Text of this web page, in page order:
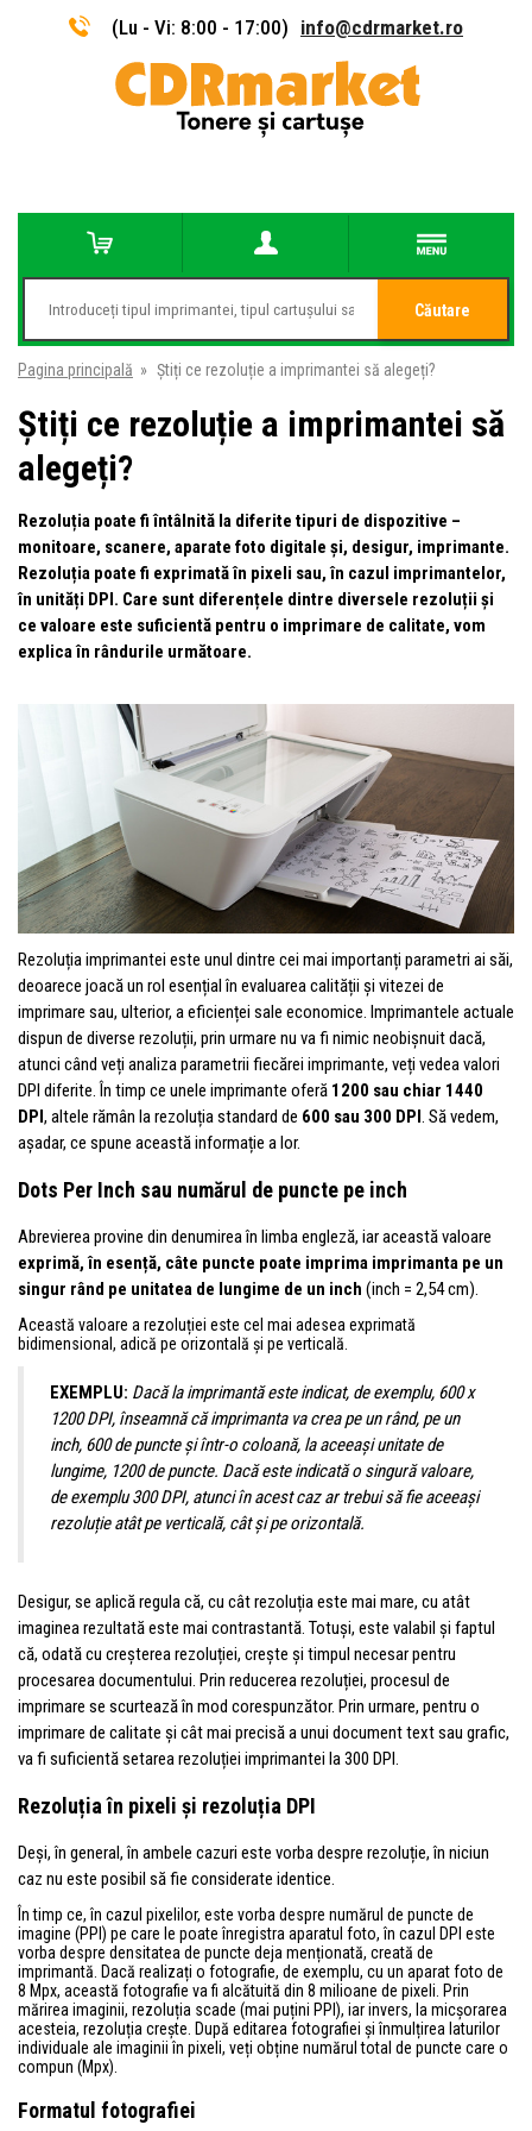
(Lu - Vi: 8:00 - 17:00) info@cdrmarket.ro
Căutare
Pagina principală » Știți ce rezoluție a imprimantei să alegeți?
Știți ce rezoluție a imprimantei să
alegeți?
Rezoluția poate fi întâlnită la diferite tipuri de dispozitive –
monitoare, scanere, aparate foto digitale și, desigur, imprimante.
Rezoluția poate fi exprimată în pixeli sau, în cazul imprimantelor,
în unități DPI. Care sunt diferențele dintre diversele rezoluții și
ce valoare este suficientă pentru o imprimare de calitate, vom
explica în rândurile următoare.
Rezoluția imprimantei este unul dintre cei mai importanți parametri ai săi,
deoarece joacă un rol esențial în evaluarea calității și vitezei de
imprimare sau, ulterior, a eficienței sale economice. Imprimantele actuale
dispun de diverse rezoluții, prin urmare nu va fi nimic neobișnuit dacă,
atunci când veți analiza parametrii fiecărei imprimante, veți vedea valori
DPI diferite. În timp ce unele imprimante oferă 1200 sau chiar 1440
DPI , altele rămân la rezoluția standard de 600 sau 300 DPI . Să vedem,
așadar, ce spune această informație a lor.
Dots Per Inch sau numărul de puncte pe inch
Abrevierea provine din denumirea în limba engleză, iar această valoare
exprimă, în esență, câte puncte poate imprima imprimanta pe un
singur rând pe unitatea de lungime de un inch (inch = 2,54 cm).
Această valoare a rezoluției este cel mai adesea exprimată
bidimensional, adică pe orizontală și pe verticală.
EXEMPLU: Dacă la imprimantă este indicat, de exemplu, 600 x
1200 DPI, înseamnă că imprimanta va crea pe un rând, pe un
inch, 600 de puncte și într-o coloană, la aceeași unitate de
lungime, 1200 de puncte. Dacă este indicată o singură valoare,
de exemplu 300 DPI, atunci în acest caz ar trebui să fie aceeași
rezoluție atât pe verticală, cât și pe orizontală.
Desigur, se aplică regula că, cu cât rezoluția este mai mare, cu atât
imaginea rezultată este mai contrastantă. Totuși, este valabil și faptul
că, odată cu creșterea rezoluției, crește și timpul necesar pentru
procesarea documentului. Prin reducerea rezoluției, procesul de
imprimare se scurtează în mod corespunzător. Prin urmare, pentru o
imprimare de calitate și cât mai precisă a unui document text sau grafic,
va fi suficientă setarea rezoluției imprimantei la 300 DPI.
Rezoluția în pixeli și rezoluția DPI
Deși, în general, în ambele cazuri este vorba despre rezoluție, în niciun
caz nu este posibil să fie considerate identice.
În timp ce, în cazul pixelilor, este vorba despre numărul de puncte de
imagine (PPI) pe care le poate înregistra aparatul foto, în cazul DPI este
vorba despre densitatea de puncte deja menționată, creată de
imprimantă. Dacă realizați o fotografie, de exemplu, cu un aparat foto de
8 Mpx, această fotografie va fi alcătuită din 8 milioane de pixeli. Prin
mărirea imaginii, rezoluția scade (mai puțini PPI), iar invers, la micșorarea
acesteia, rezoluția crește. După editarea fotografiei și înmulțirea laturilor
individuale ale imaginii în pixeli, veți obține numărul total de puncte care o
compun (Mpx).
Formatul fotografiei